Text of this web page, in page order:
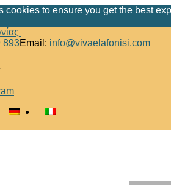
cookies to ensure you get the best
893Email: info@vivaelafonisi.com